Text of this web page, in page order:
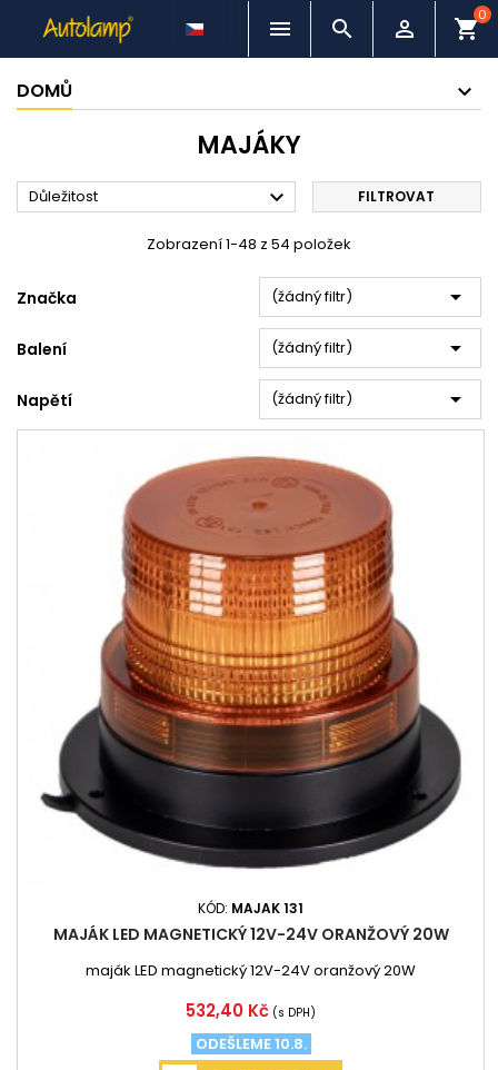
   shopping_cart
0
DOMŮ
MAJÁKY
Důležitost  FILTROVAT
Zobrazení 1-48 z 54 položek
Značka (žádný filtr) 
Balení (žádný filtr) 
Napětí (žádný filtr) 
KÓD: MAJAK 131
MAJÁK LED MAGNETICKÝ 12V-24V ORANŽOVÝ 20W
maják LED magnetický 12V-24V oranžový 20W
Cena
532,40 Kč (s DPH)
ODEŠLEME 10.8.